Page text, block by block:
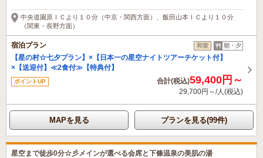
中央道園原ＩＣより１０分（中京・関西方面）、飯田山本ＩＣより１０分
（関東・長野方面）
宿泊プラン 和室 朝・夕
【星の村☆七夕プラン】×【日本一の星空ナイトツアーチケット付】
×【送迎付】≪2食付≫【特典付】
ポイントUP 合計(税込)59,400円～
29,700円～/人(税込)
MAPを見る プランを見る(99件)
星空まで徒歩0分☆彡メインが選べる会席と下條温泉の美肌の湯